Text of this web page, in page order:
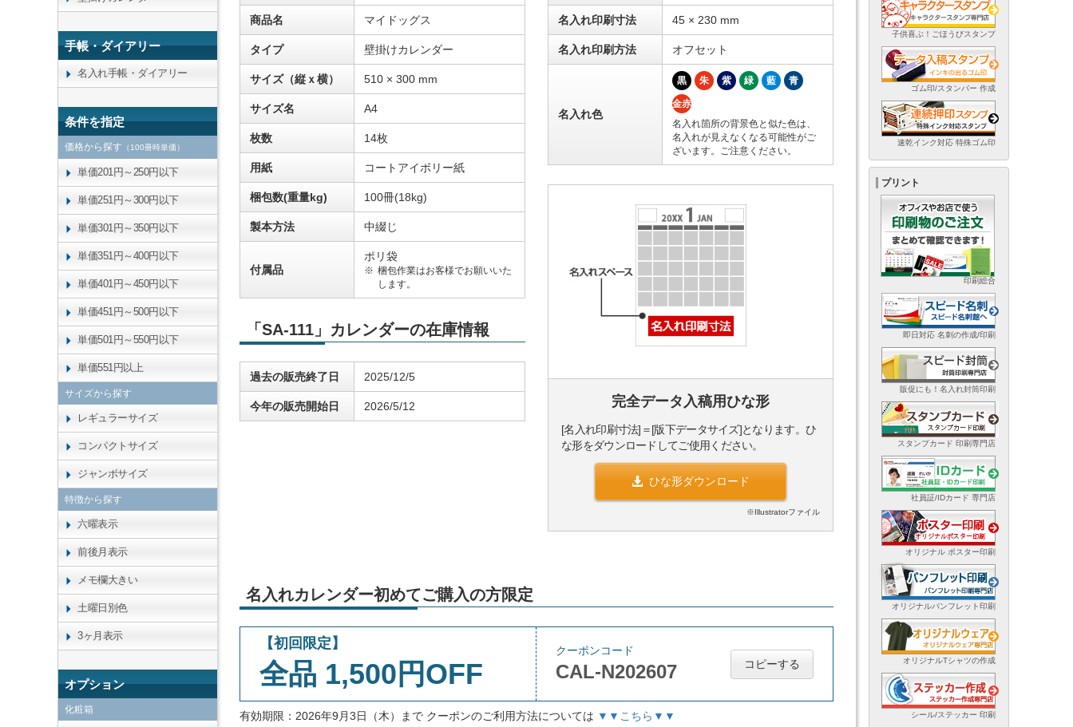
商品名 マイドッグス
タイプ 壁掛けカレンダー
サイズ（縦ｘ横） 510 × 300 mm
サイズ名 A4
枚数 14枚
用紙 コートアイボリー紙
梱包数(重量kg) 100冊(18kg)
製本方法 中綴じ
付属品
ポリ袋
梱包作業はお客様でお願いいた
します。
「SA-111」カレンダーの在庫情報
過去の販売終了日 2025/12/5
今年の販売開始日 2026/5/12
名入れ印刷寸法 45 × 230 mm
名入れ印刷方法 オフセット
名入れ色
黒 朱 紫 緑 藍 青
金赤
名入れ箇所の背景色と似た色は、
名入れが見えなくなる可能性がご
ざいます。ご注意ください。
完全データ入稿用ひな形
[名入れ印刷寸法]＝[版下データサイズ]となります。ひ
な形をダウンロードしてご使用ください。
ひな形ダウンロード
※Illustratorファイル
名入れカレンダー初めてご購入の方限定
【初回限定】
全品 1,500円OFF
クーポンコード
CAL-N202607 コピーする
有効期限：2026年9月3日（木）まで クーポンのご利用方法については ▼▼こちら▼▼
手帳・ダイアリー
名入れ手帳・ダイアリー
条件を指定
価格から探す （100冊時単価）
単価201円～250円以下
単価251円～300円以下
単価301円～350円以下
単価351円～400円以下
単価401円～450円以下
単価451円～500円以下
単価501円～550円以下
単価551円以上
サイズから探す
レギュラーサイズ
コンパクトサイズ
ジャンボサイズ
特徴から探す
六曜表示
前後月表示
メモ欄大きい
土曜日別色
3ヶ月表示
オプション
化粧箱
子供喜ぶ！ごほうびスタンプ
ゴム印/スタンパー 作成
速乾インク対応 特殊ゴム印
プリント
印刷総合
即日対応 名刺の作成/印刷
販促にも！名入れ封筒印刷
スタンプカード 印刷専門店
社員証/IDカード 専門店
オリジナル ポスター印刷
オリジナルパンフレット印刷
オリジナルTシャツの作成
シール/ステッカー 印刷